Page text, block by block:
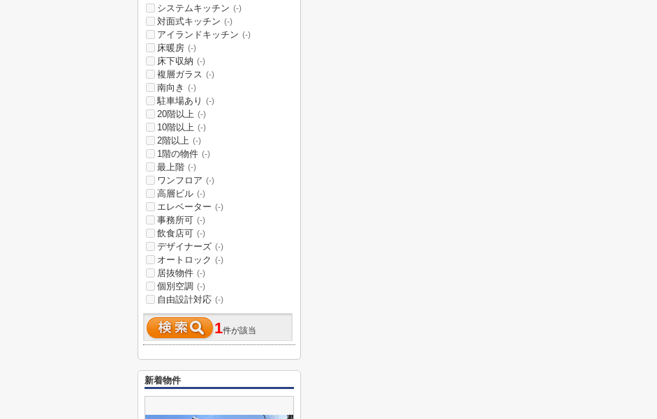
システムキッチン (-)
対面式キッチン (-)
アイランドキッチン (-)
床暖房 (-)
床下収納 (-)
複層ガラス (-)
南向き (-)
駐車場あり (-)
20階以上 (-)
10階以上 (-)
2階以上 (-)
1階の物件 (-)
最上階 (-)
ワンフロア (-)
高層ビル (-)
エレベーター (-)
事務所可 (-)
飲食店可 (-)
デザイナーズ (-)
オートロック (-)
居抜物件 (-)
個別空調 (-)
自由設計対応 (-)
1件が該当
新着物件